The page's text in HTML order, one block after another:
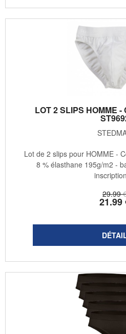
LOT 2 SLIPS HOMME
29.99
21.99
Lot de 2 slips pour HOMME -
8 % élasthane 195g/m2 -